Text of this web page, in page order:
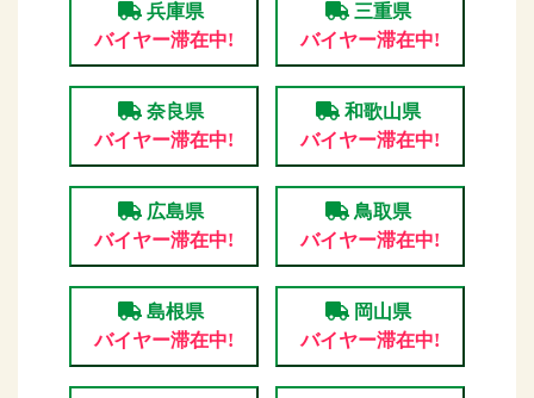
兵庫県
バイヤー滞在中!
三重県
バイヤー滞在中!
奈良県
バイヤー滞在中!
和歌山県
バイヤー滞在中!
広島県
バイヤー滞在中!
鳥取県
バイヤー滞在中!
島根県
バイヤー滞在中!
岡山県
バイヤー滞在中!